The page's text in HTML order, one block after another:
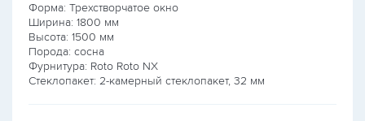
Форма: Трехстворчатое окно
Ширина: 1800 мм
Высота: 1500 мм
Порода: сосна
Фурнитура: Roto Roto NX
Стеклопакет: 2-камерный стеклопакет, 32 мм